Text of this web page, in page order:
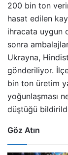
200 bin ton
hasat edilen
ihracata uygun
sonra
Ukrayna,
gönderiliyor.
bin ton üretim
yoğunlaşması
düştüğü
Göz Atın